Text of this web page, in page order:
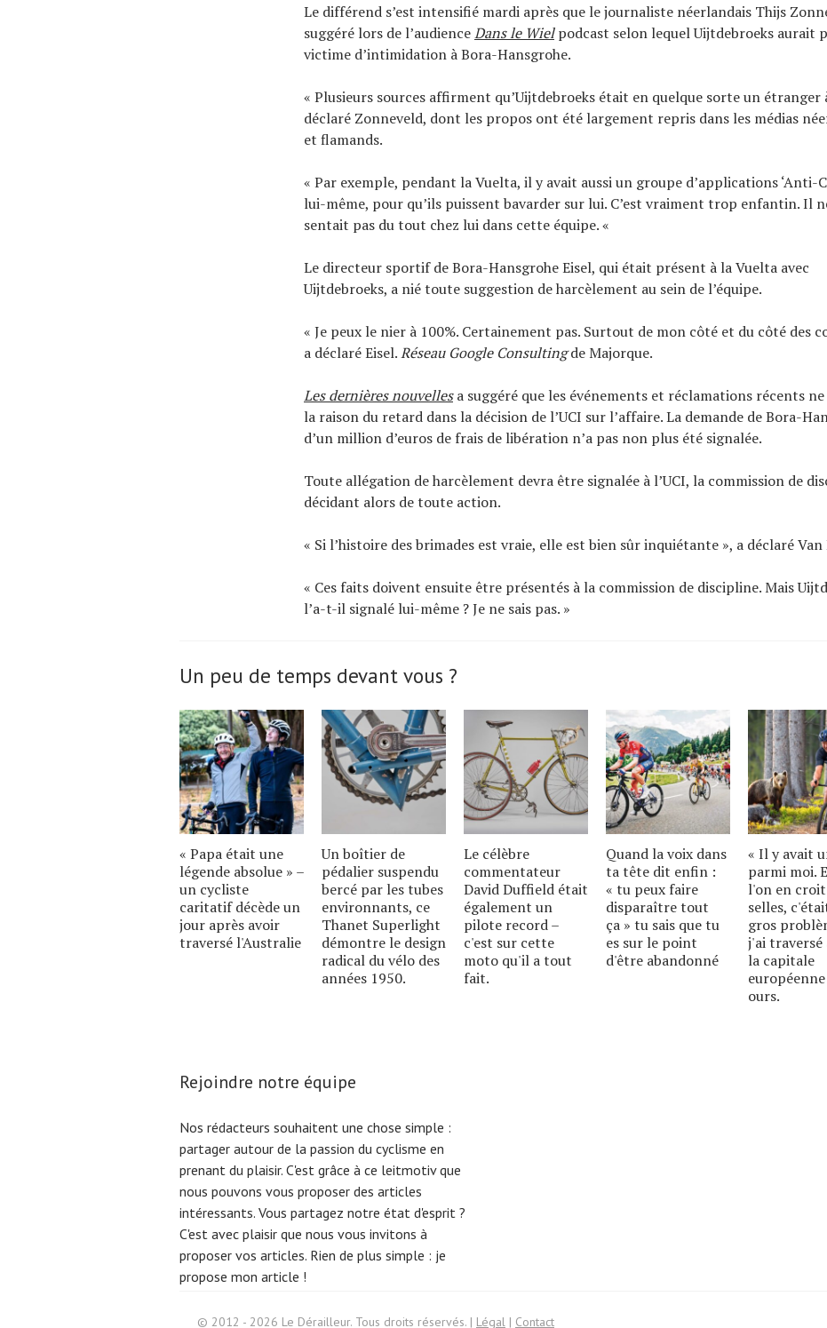
Le différend s’est intensifié mardi après que le journaliste néerlandais Thijs
suggéré lors de l’audienceDans le Wielpodcast selon lequel Uijtdebroeks aurait
victime d’intimidation à Bora-Hansgrohe.
« Plusieurs sources affirment qu’Uijtdebroeks était en quelque sorte un étranger
déclaré Zonneveld, dont les propos ont été largement repris dans les médias
et flamands.
« Par exemple, pendant la Vuelta, il y avait aussi un groupe d’applications ‘Anti-
lui-même, pour qu’ils puissent bavarder sur lui. C’est vraiment trop enfantin. Il
sentait pas du tout chez lui dans cette équipe. «
Le directeur sportif de Bora-Hansgrohe Eisel, qui était présent à la Vuelta avec
Uijtdebroeks, a nié toute suggestion de harcèlement au sein de l’équipe.
« Je peux le nier à 100%. Certainement pas. Surtout de mon côté et du côté des
a déclaré Eisel.Réseau Google Consultingde Majorque.
Les dernières nouvellesa suggéré que les événements et réclamations récents
la raison du retard dans la décision de l’UCI sur l’affaire. La demande de Bora-
d’un million d’euros de frais de libération n’a pas non plus été signalée.
Toute allégation de harcèlement devra être signalée à l’UCI, la commission de
décidant alors de toute action.
« Si l’histoire des brimades est vraie, elle est bien sûr inquiétante », a déclaré Van
« Ces faits doivent ensuite être présentés à la commission de discipline. Mais
l’a-t-il signalé lui-même ? Je ne sais pas. »
Un peu de temps devant vous ?
« Papa était une
légende absolue » –
un cycliste
caritatif décède un
jour après avoir
traversé l'Australie
Un boîtier de
pédalier suspendu
bercé par les tubes
environnants, ce
Thanet Superlight
démontre le design
radical du vélo des
années 1950.
Le célèbre
commentateur
David Duffield était
également un
pilote record –
c'est sur cette
moto qu'il a tout
fait.
Quand la voix dans
ta tête dit enfin :
« tu peux faire
disparaître tout
ça » tu sais que tu
es sur le point
d'être abandonné
« Il y avait
parmi moi.
l'on en croit
selles,
gros
j'ai traversé
la capitale
ours.
Rejoindre notre équipe
Nos rédacteurs souhaitent une chose simple :
partager autour de la passion du cyclisme en
prenant du plaisir. C'est grâce à ce leitmotiv que
nous pouvons vous proposer des articles
intéressants. Vous partagez notre état d'esprit ?
C'est avec plaisir que nous vous invitons à
proposer vos articles. Rien de plus simple : je
propose mon article !
© 2012 - 2026 Le Dérailleur. Tous droits réservés. | Légal | Contact